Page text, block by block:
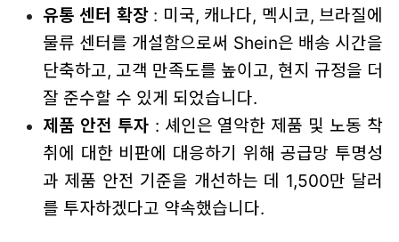
유통 센터 확장: 미국, 캐나다, 멕시코, 브라질에
물류 센터를 개설함으로써 Shein은 배송 시간을
단축하고, 고객 만족도를 높이고, 현지 규정을 더
잘 준수할 수 있게 되었습니다.
제품 안전 투자 : 셰인은 열악한 제품 및 노동 착
취에 대한 비판에 대응하기 위해 공급망 투명성
과 제품 안전 기준을 개선하는 데 1,500만 달러
를 투자하겠다고 약속했습니다.